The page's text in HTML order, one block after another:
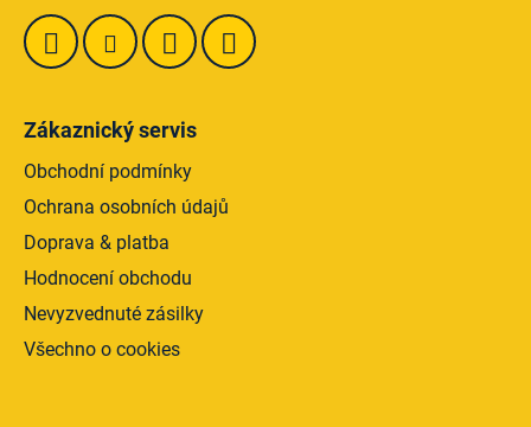
Zákaznický servis
Obchodní podmínky
Ochrana osobních údajů
Doprava & platba
Hodnocení obchodu
Nevyzvednuté zásilky
Všechno o cookies